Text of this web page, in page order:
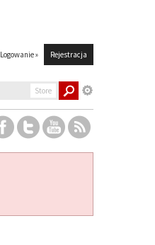
Logowanie » Rejestracja
Store